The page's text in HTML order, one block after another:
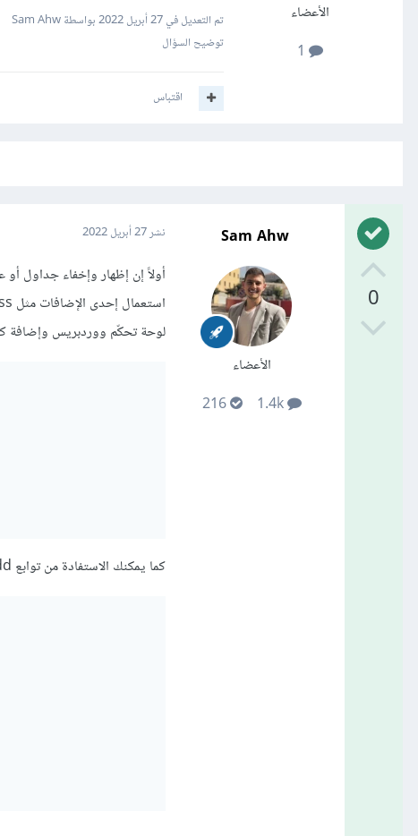
الأعضاء
تم التعديل في27 أبريل 2022
بواسطة Sam Ahw
توضيح السؤال
اقتباس
0
Sam Ahw
الأعضاء
1.4k
216
نشر27 أبريل 2022
لوحة تحكّم ووردبريس وإضافة
كما يمكنك الاستفادة من توابع add و remove لتبسيط الشيفرة البرمجية: